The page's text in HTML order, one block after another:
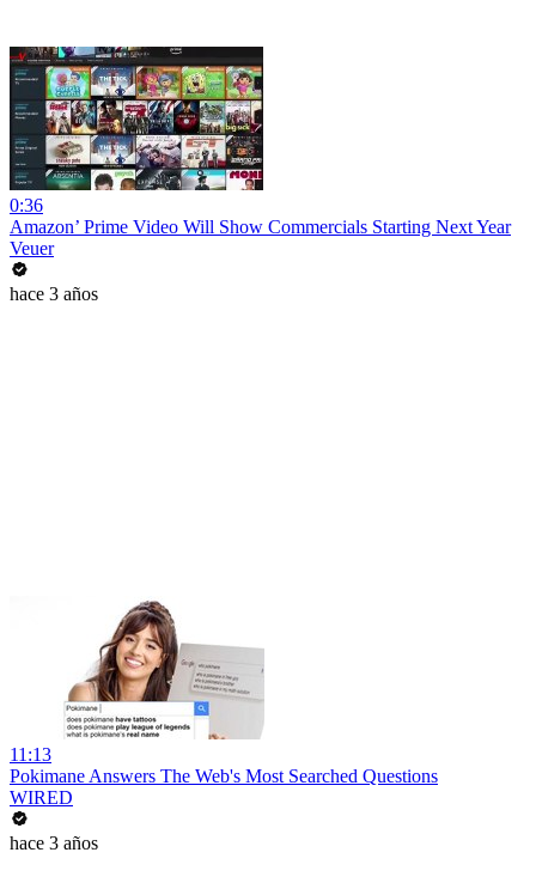
0:36
Amazon’ Prime Video Will Show Commercials Starting Next Year
Veuer
hace 3 años
11:13
Pokimane Answers The Web's Most Searched Questions
WIRED
hace 3 años